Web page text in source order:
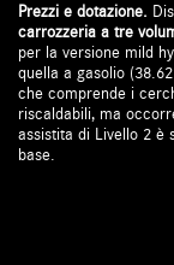
Prezzi e dotazione.
carrozzeria a tre
per la versione mild
quella a gasolio
che comprende i
riscaldabili, ma
assistita di Livello 2 è
base.